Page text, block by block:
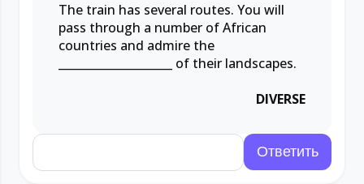
The train has several routes. You will
pass through a number of African
countries and admire the
of their landscapes.
DIVERSE